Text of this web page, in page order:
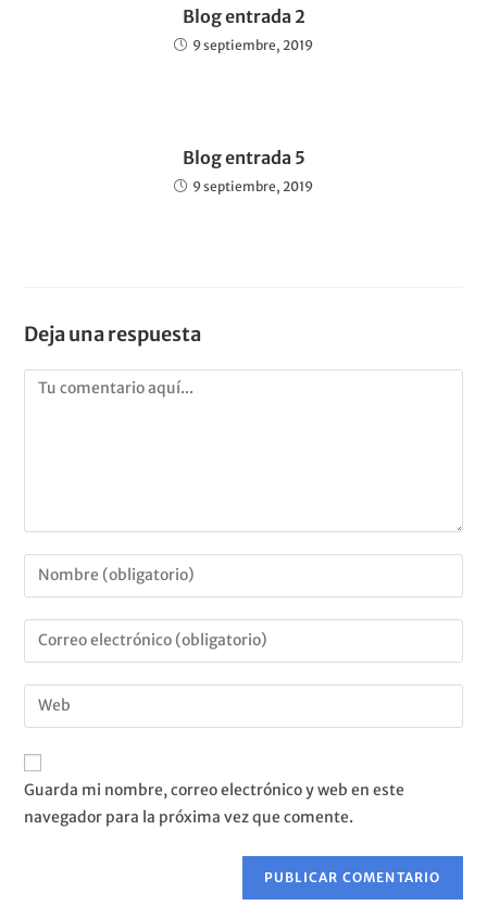
Blog entrada 2
9 septiembre, 2019
Blog entrada 5
9 septiembre, 2019
Deja una respuesta
Guarda mi nombre, correo electrónico y web en este
navegador para la próxima vez que comente.